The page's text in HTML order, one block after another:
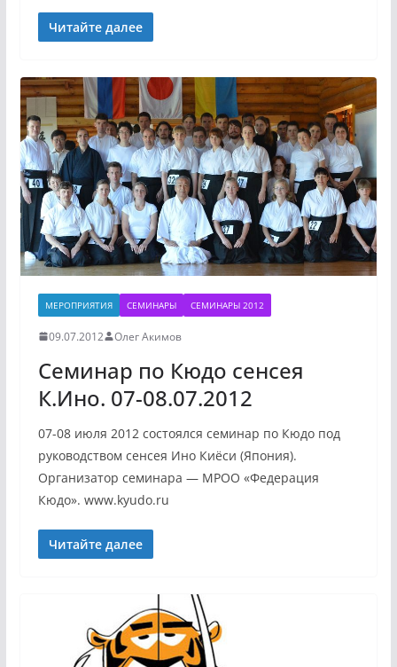
Читайте далее
МЕРОПРИЯТИЯ СЕМИНАРЫ СЕМИНАРЫ 2012
09.07.2012 Олег Акимов
Семинар по Кюдо сенсея
К.Ино. 07-08.07.2012
07-08 июля 2012 состоялся семинар по Кюдо под
руководством сенсея Ино Киёси (Япония).
Организатор семинара — МРОО «Федерация
Кюдо». www.kyudo.ru
Читайте далее